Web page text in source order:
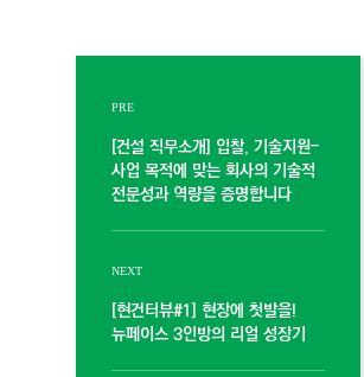
PRE
[건설 직무소개] 입찰, 기술지원–
사업 목적에 맞는 회사의 기술적
전문성과 역량을 증명합니다
NEXT
[현건터뷰#1] 현장에 첫발을!
뉴페이스 3인방의 리얼 성장기